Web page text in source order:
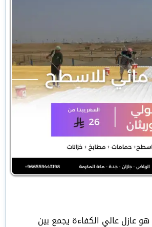
هو عازل عالي الكفاءة يجمع بين